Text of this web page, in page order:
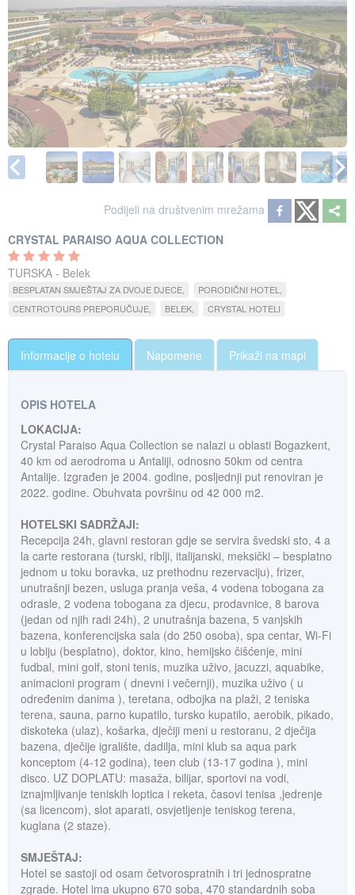
Podijeli na društvenim mrežama
CRYSTAL PARAISO AQUA COLLECTION
TURSKA - Belek
BESPLATAN SMJEŠTAJ ZA DVOJE DJECE
PORODIČNI HOTEL
CENTROTOURS PREPORUČUJE
BELEK CRYSTAL HOTELI
Informacije o hotelu Napomene Prikaži na mapi
OPIS HOTELA
LOKACIJA:
Crystal Paraiso Aqua Collection se nalazi u oblasti Bogazkent,
40 km od aerodroma u Antaliji, odnosno 50km od centra
Antalije. Izgrađen je 2004. godine, posljednji put renoviran je
2022. godine. Obuhvata površinu od 42 000 m2.
HOTELSKI SADRŽAJI:
Recepcija 24h, glavni restoran gdje se servira švedski sto, 4 a
la carte restorana (turski, riblji, italijanski, meksički – besplatno
jednom u toku boravka, uz prethodnu rezervaciju), frizer,
unutrašnji bezen, usluga pranja veša, 4 vodena tobogana za
odrasle, 2 vodena tobogana za djecu, prodavnice, 8 barova
(jedan od njih radi 24h), 2 unutrašnja bazena, 5 vanjskih
bazena, konferencijska sala (do 250 osoba), spa centar, Wi-Fi
u lobiju (besplatno), doktor, kino, hemijsko čišćenje, mini
fudbal, mini golf, stoni tenis, muzika uživo, jacuzzi, aquabike,
animacioni program ( dnevni i večernji), muzika uživo ( u
određenim danima ), teretana, odbojka na plaži, 2 teniska
terena, sauna, parno kupatilo, tursko kupatilo, aerobik, pikado,
diskoteka (ulaz), košarka, dječiji meni u restoranu, 2 dječija
bazena, dječije igralište, dadilja, mini klub sa aqua park
konceptom (4-12 godina), teen club (13-17 godina ), mini
disco. UZ DOPLATU: masaža, bilijar, sportovi na vodi,
iznajmljivanje teniskih loptica i reketa, časovi tenisa ,jedrenje
(sa licencom), slot aparati, osvjetljenje teniskog terena,
kuglana (2 staze).
SMJEŠTAJ:
Hotel se sastoji od osam četvorospratnih i tri jednospratne
zgrade. Hotel ima ukupno 670 soba, 470 standardnih soba